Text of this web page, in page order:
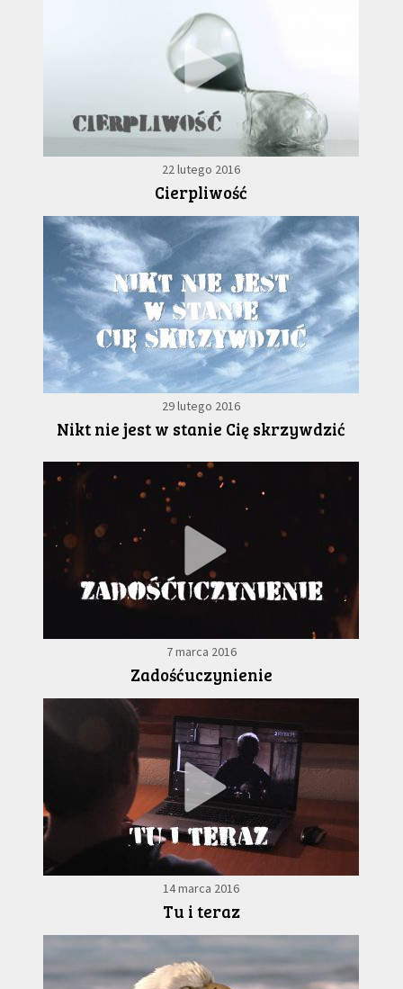
22 lutego 2016
Cierpliwość
29 lutego 2016
Nikt nie jest w stanie Cię skrzywdzić
7 marca 2016
Zadośćuczynienie
14 marca 2016
Tu i teraz